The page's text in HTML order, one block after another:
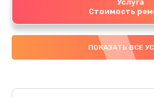
Услуга
Стоимость
ПОКАЗАТЬ ВСЕ